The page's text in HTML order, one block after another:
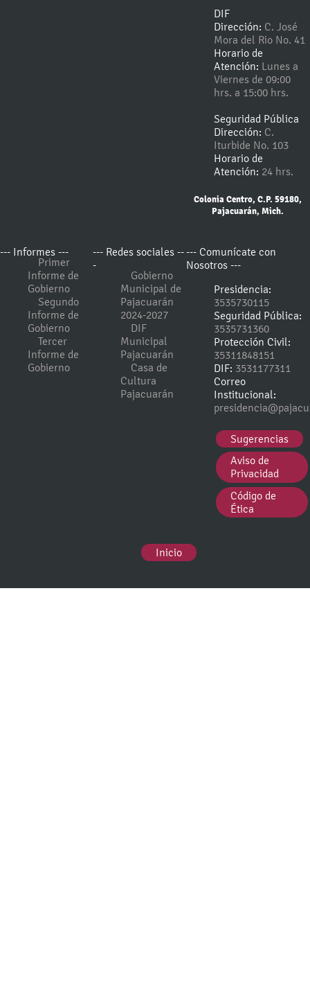
DIF
Dirección: C. José
Mora del Rio No. 41
Horario de
Atención: Lunes a
Viernes de 09:00
hrs. a 15:00 hrs.
Seguridad Pública
Dirección: C.
Iturbide No. 103
Horario de
Atención: 24 hrs.
Colonia Centro, C.P. 59180,
Pajacuarán, Mich.
--- Informes ---
Primer
Informe de
Gobierno
Segundo
Informe de
Gobierno
Tercer
Informe de
Gobierno
--- Redes sociales --
-
Gobierno
Municipal de
Pajacuarán
2024-2027
DIF
Municipal
Pajacuarán
Casa de
Cultura
Pajacuarán
--- Comunícate con
Nosotros ---
Presidencia:
3535730115
Seguridad Pública:
3535731360
Protección Civil:
35311848151
DIF: 3531177311
Correo
Institucional:
Sugerencias
Aviso de
Privacidad
Código de
Ética
Inicio